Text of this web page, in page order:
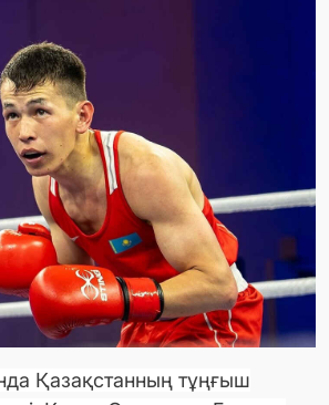
Қазақстанның тұңғыш